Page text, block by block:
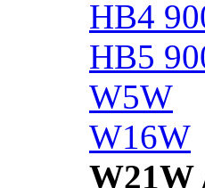
HB4
HB5
W5W
W16W
W21W